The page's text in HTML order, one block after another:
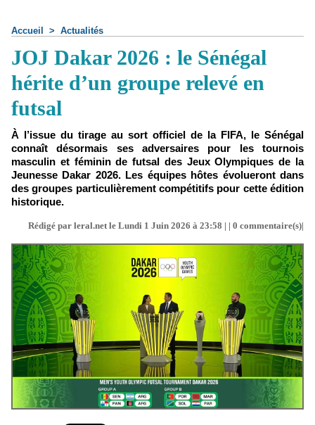
Accueil > Actualités
JOJ Dakar 2026 : le Sénégal
hérite d’un groupe relevé en
futsal
À l’issue du tirage au sort officiel de la FIFA, le Sénégal
connaît désormais ses adversaires pour les tournois
masculin et féminin de futsal des Jeux Olympiques de la
Jeunesse Dakar 2026. Les équipes hôtes évolueront dans
des groupes particulièrement compétitifs pour cette édition
historique.
Rédigé par leral.net le Lundi 1 Juin 2026 à 23:58 | | 0 commentaire(s)|